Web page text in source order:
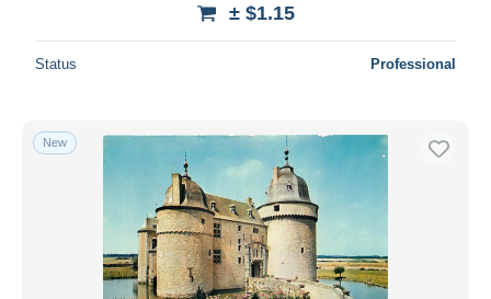
± $1.15
Status Professional
New